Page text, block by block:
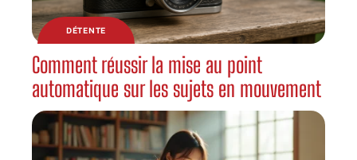
DÉTENTE
Comment réussir la mise au point
automatique sur les sujets en mouvement